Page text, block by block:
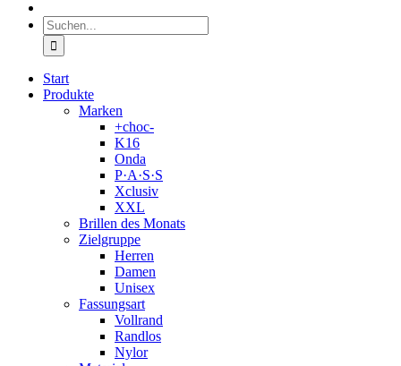
Suche
nach:
Start
Produkte
Marken
+choc-
K16
Onda
P·A·S·S
Xclusiv
XXL
Brillen des Monats
Zielgruppe
Herren
Damen
Unisex
Fassungsart
Vollrand
Randlos
Nylor